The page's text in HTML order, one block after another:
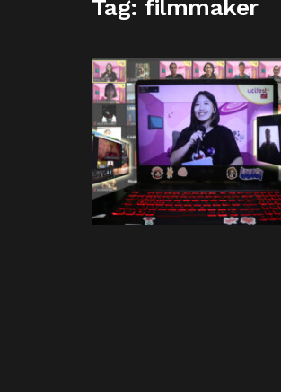
Tag:filmmaker